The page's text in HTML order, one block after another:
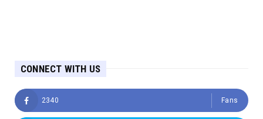
CONNECT WITH US
2340 Fans